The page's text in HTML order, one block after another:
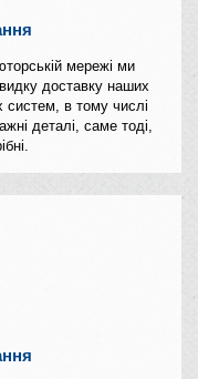
мережі ми
доставку наших
систем, в тому числі
деталі, саме тоді,